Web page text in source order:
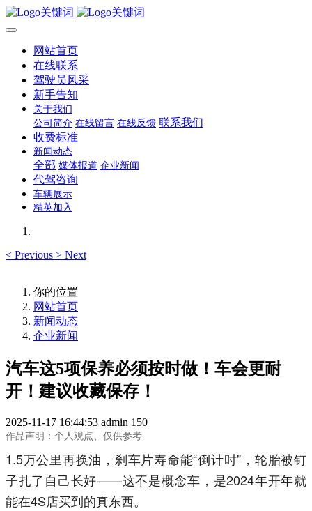
网站首页
在线联系
驾驶员风采
新手告知
关于我们
公司简介 在线留言 在线反馈 联系我们
收费标准
新闻动态
全部 媒体报道 企业新闻
代驾咨询
车辆展示
精英加入
< Previous > Next
你的位置
网站首页
新闻动态
企业新闻
汽车这5项保养必须按时做！车会更耐
开！建议收藏保存！
2025-11-17 16:44:53 admin 150
作品声明：个人观点、仅供参考
1.5万公里再换油，刹车片寿命能“倒计时”，轮胎被钉
子扎了自己长好——这不是概念车，是2024年开年就
能在4S店买到的真东西。